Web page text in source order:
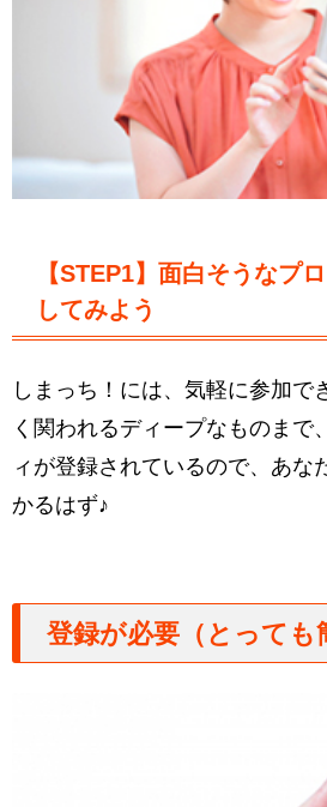
【STEP1】面白そうなプ
してみよう
しまっち！には、気軽に参加
く関われるディープなものま
ィが登録されているので、あ
かるはず♪
登録が必要（とっても